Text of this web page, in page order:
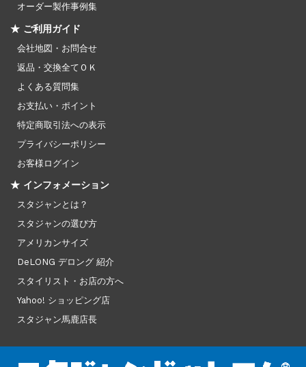
オーダー製作事例集
★ ご利用ガイド
会社地図・お問合せ
返品・交換全てＯＫ
よくある質問集
お支払い・ポイント
特定商取引法への表示
プライバシーポリシー
お客様ログイン
★ インフォメーション
スタジャンとは？
スタジャンの選び方
アメリカンサイズ
DeLONG デロング 紹介
スタイリスト・お店の方へ
Yahoo! ショッピング店
スタジャン馬鹿店長